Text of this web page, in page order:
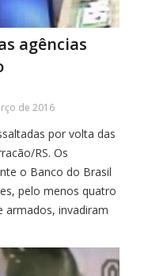
agências
de 2016
por volta das
RS. Os
o Banco do Brasil
pelo menos quatro
armados, invadiram
Os bandidos